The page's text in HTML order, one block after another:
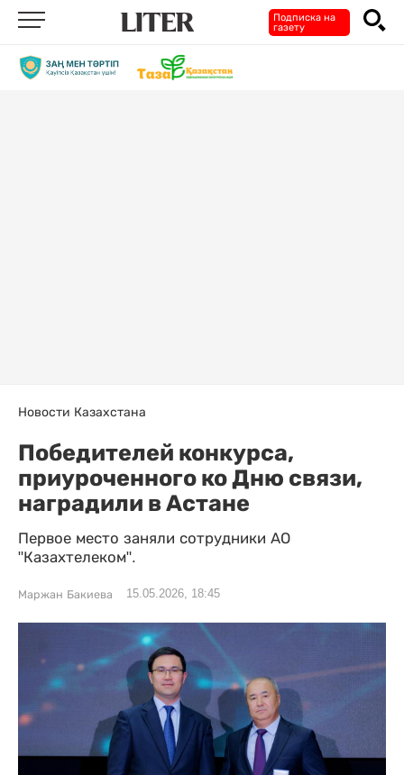
Подписка на
газету
Новости Казахстана
Победителей конкурса,
приуроченного ко Дню связи,
наградили в Астане
Первое место заняли сотрудники АО
"Казахтелеком".
Маржан Бакиева 15.05.2026, 18:45